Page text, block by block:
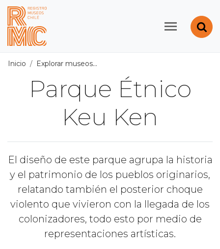
Contenido principal
Registro de Museos
Inicio Explorar museos
Parque Étnico
Keu Ken
El diseño de este parque agrupa la historia
y el patrimonio de los pueblos originarios,
relatando también el posterior choque
violento que vivieron con la llegada de los
colonizadores, todo esto por medio de
representaciones artísticas.